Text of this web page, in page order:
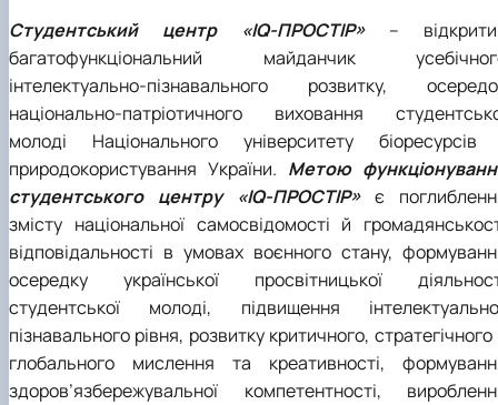
Студентський центр «IQ-ПРОСТІР»–
багатофункціональний майданчик
інтелектуально-пізнавального розвитку,
національно-патріотичного виховання
молоді Національного університету біоресурсів
природокористування України. Метою
студентського центру «IQ-ПРОСТІР»є
змісту національної самосвідомості й
відповідальності в умовах воєнного стану,
осередку української просвітницької
студентської молоді, підвищення
пізнавального рівня, розвитку критичного, стратегічного
глобального мислення та креативності,
здоров’язбережувальної компетентності,